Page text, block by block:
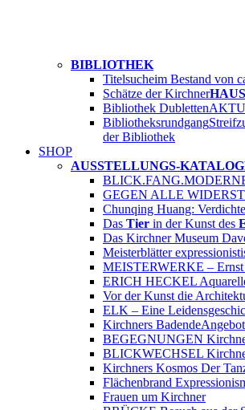
BIBLIOTHEK
Titelsucheim Bestand von
Schätze der KirchnerHAUS
Bibliothek Dubletten
Bibliotheksrundgang
der Bibliothek
SHOP
AUSSTELLUNGS-
GEGEN ALLE
Chunqing Huang:
Das Tier in der Kunst des
Das Kirchner Museum
Meisterblätter
MEISTERWERKE –
ERICH HECKEL
Vor der Kunst die
ELK – Eine
Kirchners BadendeAngebot
BEGEGNUNGEN
BLICKWECHSEL
Kirchners Kosmos Der
Flächenbrand
Frauen um Kirchner